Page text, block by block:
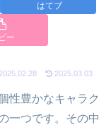
はてブ
ー
2025.02.28 2025.03.03
性豊かなキャラク
一つです。その中